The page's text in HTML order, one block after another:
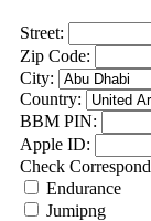
Street:
Zip Code:
City:
Country:
BBM PIN:
Apple ID:
Check
Endurance
Jumipng